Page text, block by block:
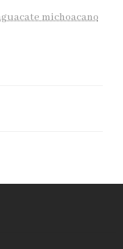
michoacano